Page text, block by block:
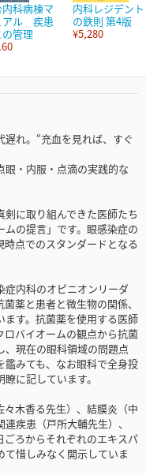
科病棟マ
アル 疾患
の管理
内科レジデント
の鉄則 第4版
¥5,280
れ。“充血を見れば、すぐ
・内服・点滴の実践的な
に取り組んできた医師たち
の提言」です。眼感染症の
点でのスタンダードとなる
症内科のオピニオンリーダ
薬と患者と微生物の関係、
ます。抗菌薬を使用する医師
ロバイオームの観点から抗菌
現在の眼科領域の問題点
鑑みても、なお眼科で全身投
に記しています。
木香る先生）、結膜炎（中
疾患（戸所大輔先生）、
ろからそれぞれのエキスパ
惜しみなく開示していま